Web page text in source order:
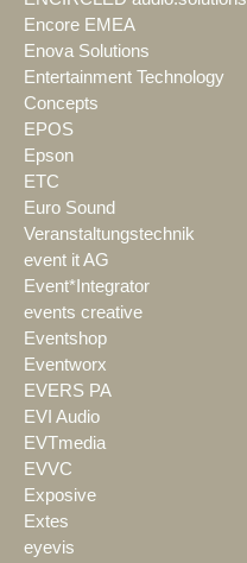
Encore EMEA
Enova Solutions
Entertainment Technology
Concepts
EPOS
Epson
ETC
Euro Sound
Veranstaltungstechnik
event it AG
Event*Integrator
events creative
Eventshop
Eventworx
EVERS PA
EVI Audio
EVTmedia
EVVC
Exposive
Extes
eyevis